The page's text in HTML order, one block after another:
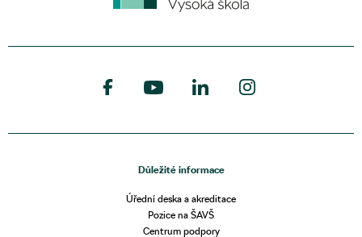
Důležité informace
Úřední deska a akreditace
Pozice na ŠAVŠ
Centrum podpory